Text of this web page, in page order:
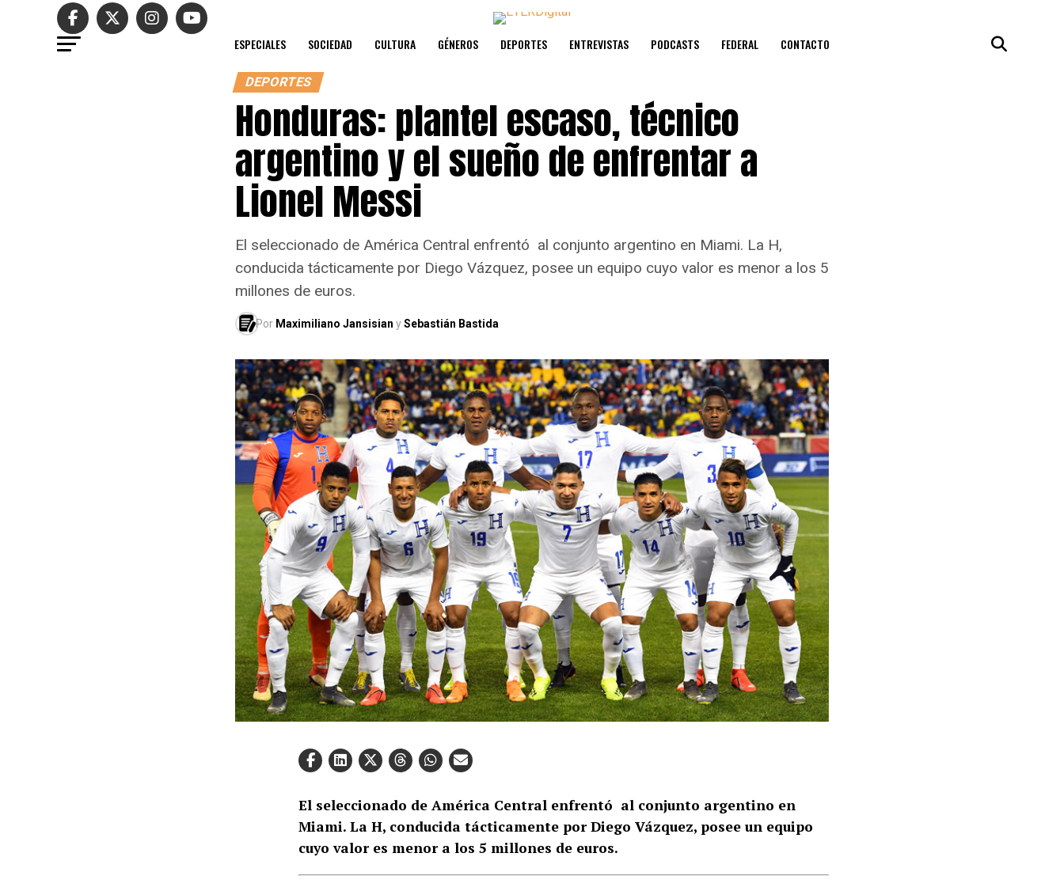
ESPECIALES SOCIEDAD CULTURA GÉNEROS DEPORTES ENTREVISTAS PODCASTS FEDERAL CONTACTO
DEPORTES
Honduras: plantel escaso, técnico
argentino y el sueño de enfrentar a
Lionel Messi
El seleccionado de América Central enfrentó al conjunto argentino en Miami. La H,
conducida tácticamente por Diego Vázquez, posee un equipo cuyo valor es menor a los 5
millones de euros.
Por Maximiliano Jansisian ySebastián Bastida
El seleccionado de América Central enfrentó al conjunto argentino en
Miami. La H, conducida tácticamente por Diego Vázquez, posee un equipo
cuyo valor es menor a los 5 millones de euros.